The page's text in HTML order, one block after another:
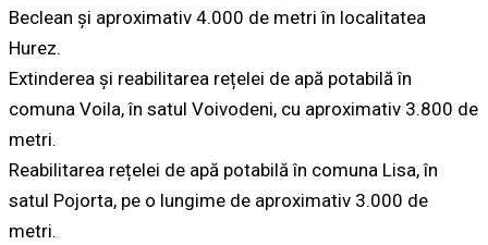
Beclean și aproximativ 4.000 de metri în localitatea
Hurez.
Extinderea și reabilitarea rețelei de apă potabilă în
comuna Voila, în satul Voivodeni, cu aproximativ 3.800 de
metri.
Reabilitarea rețelei de apă potabilă în comuna Lisa, în
satul Pojorta, pe o lungime de aproximativ 3.000 de
metri.